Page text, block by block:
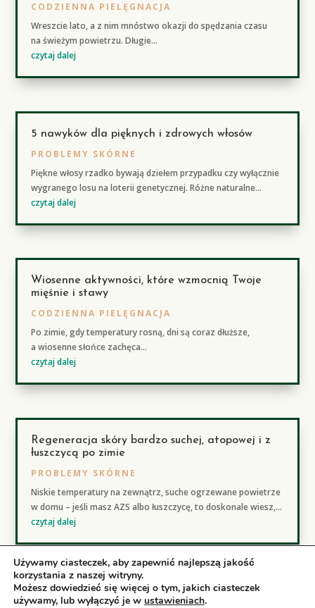
CODZIENNA PIELĘGNACJA
Wreszcie lato, a z nim mnóstwo okazji do spędzania czasu
na świeżym powietrzu. Długie...
czytaj dalej
5 nawyków dla pięknych i zdrowych włosów
PROBLEMY SKÓRNE
Piękne włosy rzadko bywają dziełem przypadku czy wyłącznie
wygranego losu na loterii genetycznej. Różne naturalne...
czytaj dalej
Wiosenne aktywności, które wzmocnią Twoje
mięśnie i stawy
CODZIENNA PIELĘGNACJA
Po zimie, gdy temperatury rosną, dni są coraz dłuższe,
a wiosenne słońce zachęca...
czytaj dalej
Regeneracja skóry bardzo suchej, atopowej i z
łuszczycą po zimie
PROBLEMY SKÓRNE
Niskie temperatury na zewnątrz, suche ogrzewane powietrze
w domu – jeśli masz AZS albo łuszczycę, to doskonale wiesz,...
czytaj dalej
« STARSZE WPISY
Używamy ciasteczek, aby zapewnić najlepszą jakość
korzystania z naszej witryny.
Możesz dowiedzieć się więcej o tym, jakich ciasteczek
używamy, lub wyłączyć je w ustawieniach.